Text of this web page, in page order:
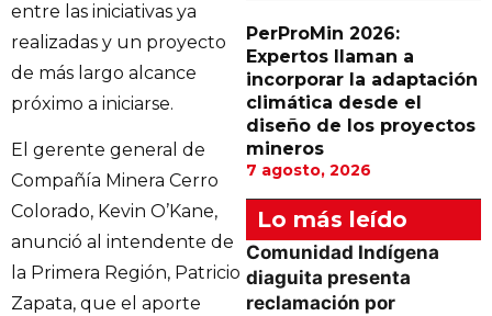
entre las iniciativas ya
realizadas y un proyecto
de más largo alcance
próximo a iniciarse.
El gerente general de
Compañía Minera Cerro
Colorado, Kevin O’Kane,
anunció al intendente de
la Primera Región, Patricio
Zapata, que el aporte
PerProMin 2026:
Expertos llaman a
incorporar la adaptación
climática desde el
diseño de los proyectos
mineros
7 agosto, 2026
Lo más leído
Comunidad Indígena
diaguita presenta
reclamación por